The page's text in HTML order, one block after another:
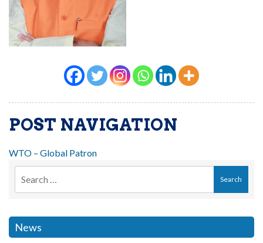
POST NAVIGATION
WTO – Global Patron
News